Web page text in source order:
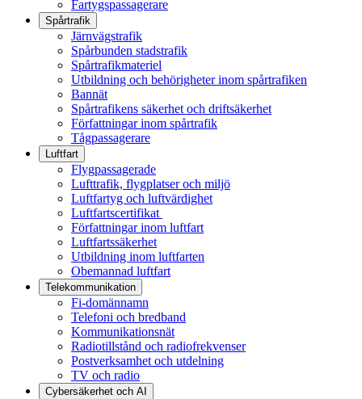
Fartygspassagerare
Spårtrafik
Järnvägstrafik
Spårbunden stadstrafik
Spårtrafikmateriel
Utbildning och behörigheter inom spårtrafiken
Bannät
Spårtrafikens säkerhet och driftsäkerhet
Författningar inom spårtrafik
Tågpassagerare
Luftfart
Flygpassagerade
Lufttrafik, flygplatser och miljö
Luftfartyg och luftvärdighet
Luftfartscertifikat
Författningar inom luftfart
Luftfartssäkerhet
Utbildning inom luftfarten
Obemannad luftfart
Telekommunikation
Fi-domännamn
Telefoni och bredband
Kommunikationsnät
Radiotillstånd och radiofrekvenser
Postverksamhet och utdelning
TV och radio
Cybersäkerhet och AI